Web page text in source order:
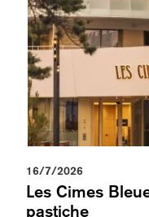
16/7/2026
Les Cimes
pastiche